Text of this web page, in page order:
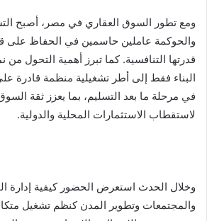
ومع تطور السوق العقاري في مصر، أصبح
والحوكمة عاملين حاسمين في الحفاظ على
قدرتها التنافسية. كما تبرز أهمية التحول
البناء فقط إلى أطر تشغيلية منظمة قادرة
في مرحلة ما بعد التسليم، بما يعزز ثقة
لاستقطاب الاستثمارات المحلية والدولية.
وخلال الحدث استعرض الحضور كيفية إدارة
والمجتمعات وتطوير المدن كنظم تشغيل